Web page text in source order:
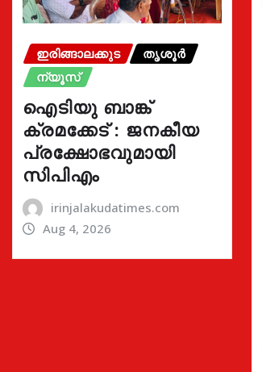
ഇരിങ്ങാലക്കുട
തൃശൂർ
ന്യൂസ്
ഐടിയു ബാങ്ക്
ക്രമക്കേട് : ജനകീയ
പ്രക്ഷോഭവുമായി
സിപിഎം
irinjalakudatimes.com
Aug 4, 2026